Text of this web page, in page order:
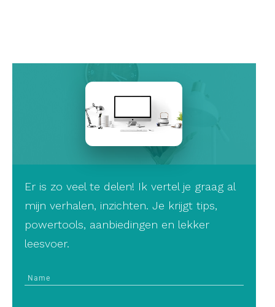
Er is zo veel te delen! Ik vertel je graag al
mijn verhalen, inzichten. Je krijgt tips,
powertools, aanbiedingen en lekker
leesvoer.